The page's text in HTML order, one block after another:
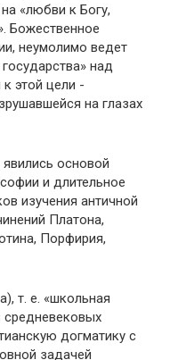
«любви к Богу,
Божественное
неумолимо ведет
над
этой цели -
на глазах
основой
и длительное
изучения античной
Платона,
Порфирия,
т. е. «школьная
средневековых
догматику с
задачей